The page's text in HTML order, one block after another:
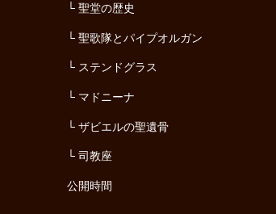
聖堂の歴史
聖歌隊とパイプオルガン
ステンドグラス
マドニーナ
ザビエルの聖遺骨
司教座
公開時間